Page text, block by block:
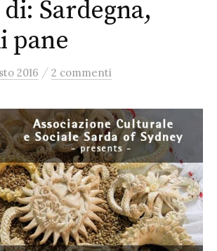
Sardegna,
pane
2016 / 2 commenti